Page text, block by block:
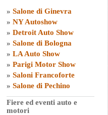
» Salone di Ginevra
» NY Autoshow
» Detroit Auto Show
» Salone di Bologna
» LA Auto Show
» Parigi Motor Show
» Saloni Francoforte
» Salone di Pechino
Fiere ed eventi auto e
motori